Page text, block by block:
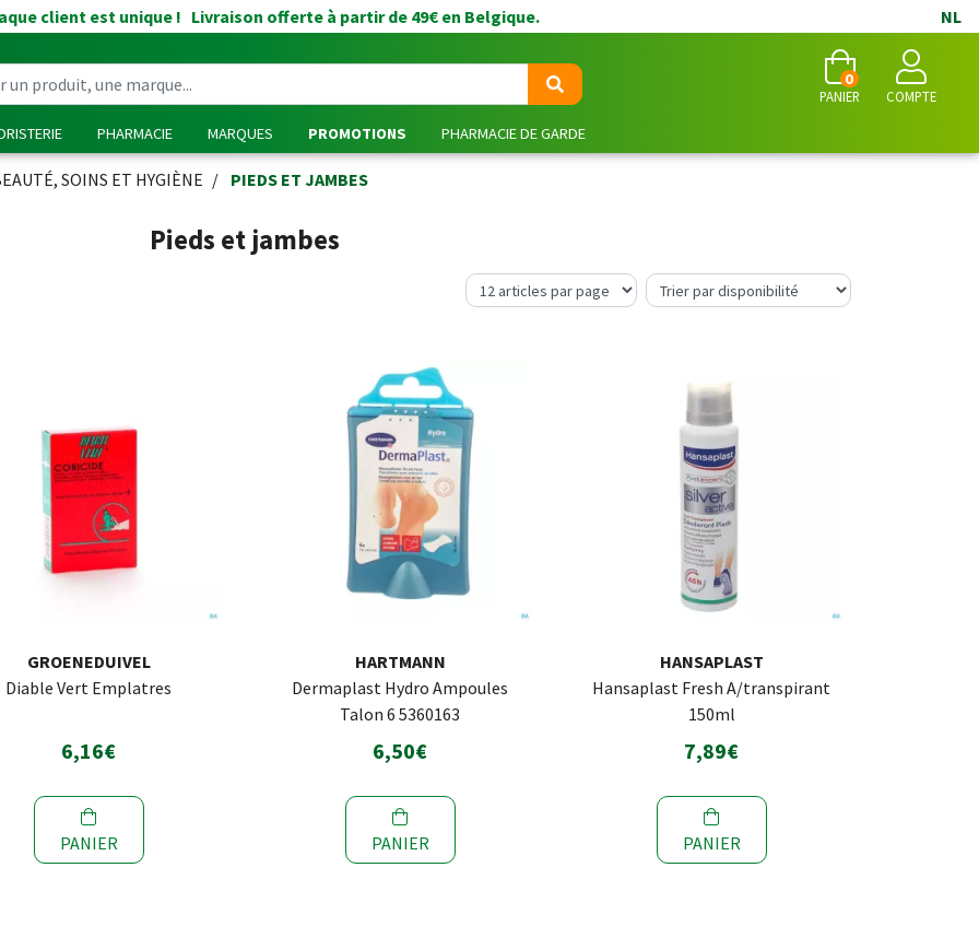
client est unique ! Livraison offerte à partir de 49€ en Belgique. NL
PANIER
0
COMPTE
PHARMACIE MARQUES PROMOTIONS PHARMACIE DE GARDE
SOINS ET HYGIÈNE PIEDS ET JAMBES
Pieds et jambes
GROENEDUIVEL
Diable Vert Emplatres
6,16€
PANIER
HARTMANN
Dermaplast Hydro Ampoules
Talon 6 5360163
6,50€
PANIER
HANSAPLAST
Hansaplast Fresh A/transpirant
150ml
7,89€
PANIER